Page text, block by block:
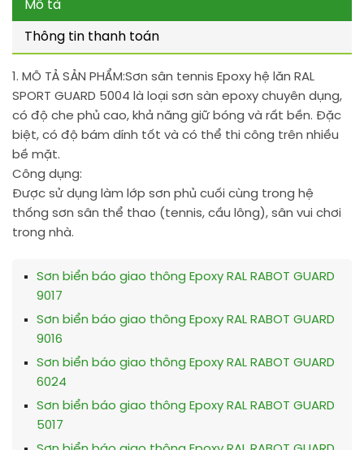
Mô tả
Thông tin thanh toán
1. MÔ TẢ SẢN PHẨM:Sơn sân tennis Epoxy hệ lăn RAL
SPORT GUARD 5004 là loại sơn sàn epoxy chuyên dụng,
có độ che phủ cao, khả năng giữ bóng và rất bền. Đặc
biệt, có độ bám dính tốt và có thể thi công trên nhiều
bề mặt.
Công dụng:
Được sử dụng làm lớp sơn phủ cuối cùng trong hệ
thống sơn sân thể thao (tennis, cầu lông), sân vui chơi
trong nhà.
Sơn biển báo giao thông Epoxy RAL RABOT GUARD
9017
Sơn biển báo giao thông Epoxy RAL RABOT GUARD
9016
Sơn biển báo giao thông Epoxy RAL RABOT GUARD
6024
Sơn biển báo giao thông Epoxy RAL RABOT GUARD
5017